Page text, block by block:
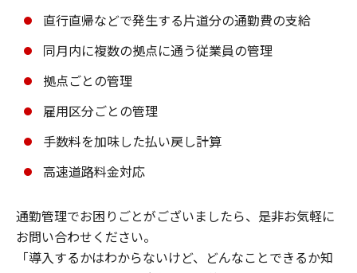
直行直帰などで発生する片道分の通勤費の支給
同月内に複数の拠点に通う従業員の管理
拠点ごとの管理
雇用区分ごとの管理
手数料を加味した払い戻し計算
高速道路料金対応
通勤管理でお困りごとがございましたら、是非お気軽に
お問い合わせください。
「導入するかはわからないけど、どんなことできるか知